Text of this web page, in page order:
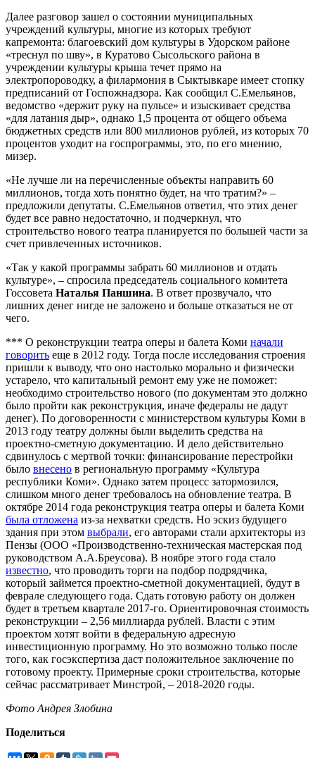
Далее разговор зашел о состоянии муниципальных
учреждений культуры, многие из которых требуют
капремонта: благоевский дом культуры в Удорском районе
«треснул по шву», в Куратово Сысольского района в
учреждении культуры крыша течет прямо на
электропороводку, а филармония в Сыктывкаре имеет стопку
предписаний от Госпожнадзора. Как сообщил С.Емельянов,
ведомство «держит руку на пульсе» и изыскивает средства
«для латания дыр», однако 1,5 процента от общего объема
бюджетных средств или 800 миллионов рублей, из которых 70
процентов уходит на госпрограммы, это, по его мнению,
мизер.
«Не лучше ли на перечисленные объекты направить 60
миллионов, тогда хоть понятно будет, на что тратим?» –
предложили депутаты. С.Емельянов ответил, что этих денег
будет все равно недостаточно, и подчеркнул, что
строительство нового театра планируется по большей части за
счет привлеченных источников.
«Так у какой программы забрать 60 миллионов и отдать
культуре», – спросила председатель социального комитета
Госсовета Наталья Паншина. В ответ прозвучало, что
лишних денег нигде не заложено и больше отказаться не от
чего.
*** О реконструкции театра оперы и балета Коми начали
говорить еще в 2012 году. Тогда после исследования строения
пришли к выводу, что оно настолько морально и физически
устарело, что капитальный ремонт ему уже не поможет:
необходимо строительство нового (по документам это должно
было пройти как реконструкция, иначе федералы не дадут
денег). По договоренности с министерством культуры Коми в
2013 году театру должны были выделить средства на
проектно-сметную документацию. И дело действительно
сдвинулось с мертвой точки: финансирование перестройки
было внесено в региональную программу «Культура
республики Коми». Однако затем процесс затормозился,
слишком много денег требовалось на обновление театра. В
октябре 2014 года реконструкция театра оперы и балета Коми
была отложена из-за нехватки средств. Но эскиз будущего
здания при этом выбрали, его авторами стали архитекторы из
Пензы (ООО «Производственно-техническая мастерская под
руководством А.А.Бреусова). В ноябре этого года стало
известно, что проводить торги на подбор подрядчика,
который займется проектно-сметной документацией, будут в
феврале следующего года. Сдать готовую работу он должен
будет в третьем квартале 2017-го. Ориентировочная стоимость
реконструкции – 2,56 миллиарда рублей. Власти с этим
проектом хотят войти в федеральную адресную
инвестиционную программу. Но это возможно только после
того, как госэкспертиза даст положительное заключение по
готовому проекту. Примерные сроки строительства, которые
сейчас рассматривает Минстрой, – 2018-2020 годы.
Фото Андрея Злобина
Поделиться